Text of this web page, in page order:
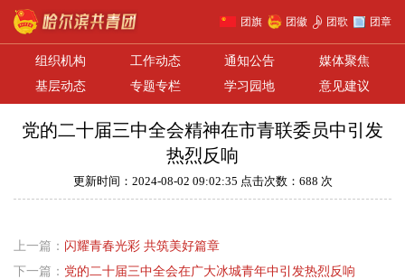
团旗 团徽 团歌 团章
组织机构 工作动态 通知公告
媒体聚焦
基层动态
专题专栏 学习园地 意见建议
党的二十届三中全会精神在市青联委员中引发
热烈反响
更新时间：2024-08-02 09:02:35 点击次数：688 次
上一篇： 闪耀青春光彩 共筑美好篇章
下一篇： 党的二十届三中全会在广大冰城青年中引发热烈反响